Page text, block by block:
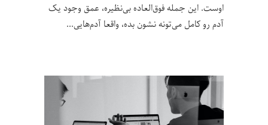
اوست. این جمله فوق‌العاده بی‌نظیره، عمق وجود یک
آدم رو کامل می‌تونه نشون بده، واقعا آدم‌هایی